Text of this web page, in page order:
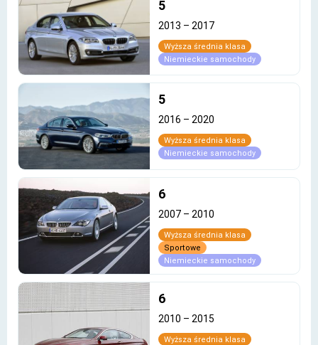
5
2013 – 2017
Wyższa średnia klasa
Niemieckie samochody
5
2016 – 2020
Wyższa średnia klasa
Niemieckie samochody
6
2007 – 2010
Wyższa średnia klasa
Sportowe
Niemieckie samochody
6
2010 – 2015
Wyższa średnia klasa